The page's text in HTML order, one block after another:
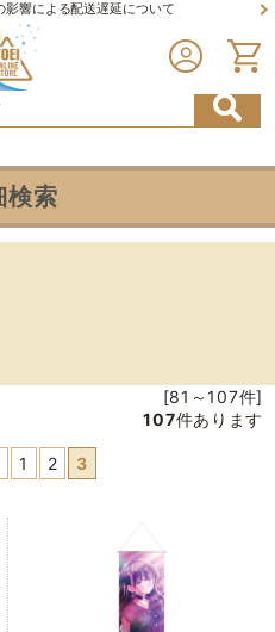
影響による配送遅延について
検索
[81～107件]
107件あります
1 2 3